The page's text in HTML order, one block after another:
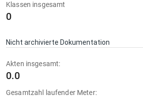
Klassen insgesamt
0
Nicht archivierte Dokumentation
Akten insgesamt:
0.0
Gesamtzahl laufender Meter: